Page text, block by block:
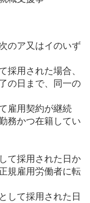
のア又はイのいず
用された場合、
の日まで、同一の
用契約が継続
務かつ在籍してい
採用された日か
規雇用労働者に転
て採用された日